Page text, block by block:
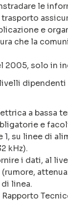
le
e
che la
2005, solo in
dipendenti
a bassa
e
su linee di
kHz).
i dati, al
linea.
Rapporto